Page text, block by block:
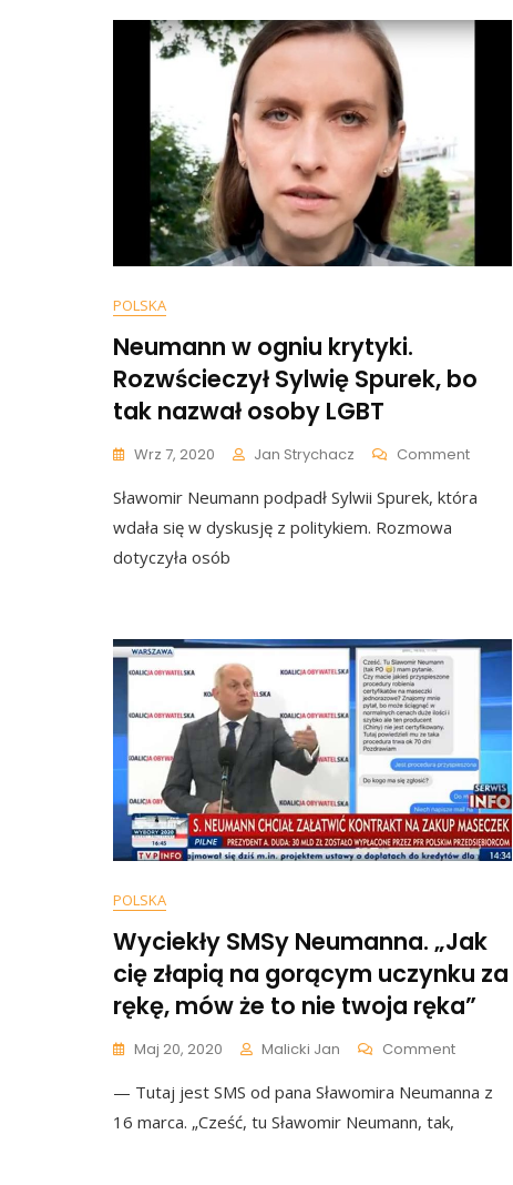
Jest
POLSKA
Neumann w ogniu krytyki.
Rozwścieczył Sylwię Spurek, bo
tak nazwał osoby LGBT
Wrz 7, 2020 Jan Strychacz CommentOn
W
Tak
Osoby
Sławomir Neumann podpadł Sylwii Spurek, która
wdała się w dyskusję z politykiem. Rozmowa
dotyczyła osób
POLSKA
Wyciekły SMSy Neumanna. „Jak
cię złapią na gorącym uczynku za
rękę, mów że to nie twoja ręka”
Maj 20, 2020 Malicki Jan CommentOn
SMSy
— Tutaj jest SMS od pana Sławomira Neumanna z
16 marca. „Cześć, tu Sławomir Neumann, tak,